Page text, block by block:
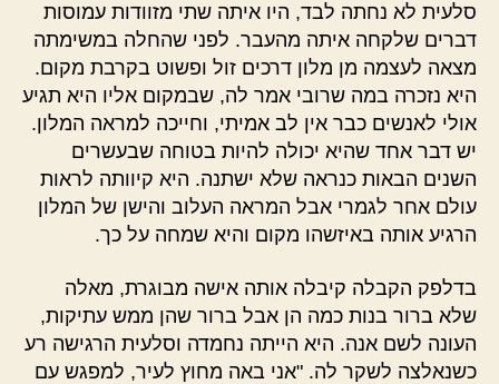
סלעית לא נחתה לבד, היו איתה שתי מזוודות עמוסות
דברים שלקחה איתה מהעבר. לפני שהחלה במשימתה
מצאה לעצמה מן מלון דרכים זול ופשוט בקרבת מקום.
היא נזכרה במה שרובי אמר לה, שבמקום אליו היא תגיע
אולי לאנשים כבר אין לב אמיתי, וחייכה למראה המלון.
יש דבר אחד שהיא יכולה להיות בטוחה שבעשרים
השנים הבאות כנראה שלא ישתנה. היא קיוותה לראות
עולם אחר לגמרי אבל המראה העלוב והישן של המלון
הרגיע אותה באיזשהו מקום והיא שמחה על כך.
בדלפק הקבלה קיבלה אותה אישה מבוגרת, מאלה
שלא ברור בנות כמה הן אבל ברור שהן ממש עתיקות,
העונה לשם אנה. היא הייתה נחמדה וסלעית הרגישה רע
כשנאלצה לשקר לה. "אני באה מחוץ לעיר, למפגש עם